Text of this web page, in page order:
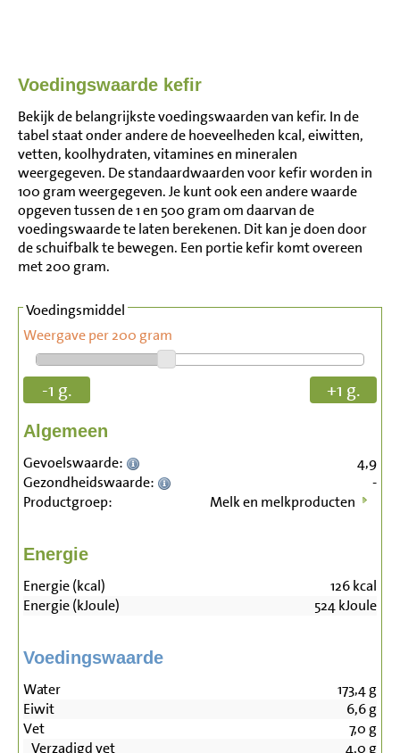
Voedingswaarde kefir
Bekijk de belangrijkste voedingswaarden van kefir. In de
tabel staat onder andere de hoeveelheden kcal, eiwitten,
vetten, koolhydraten, vitamines en mineralen
weergegeven. De standaardwaarden voor kefir worden in
100 gram weergegeven. Je kunt ook een andere waarde
opgeven tussen de 1 en 500 gram om daarvan de
voedingswaarde te laten berekenen. Dit kan je doen door
de schuifbalk te bewegen. Een portie kefir komt overeen
met 200 gram.
Voedingsmiddel
Weergave per 200 gram
-1 g. +1 g.
Algemeen
Gevoelswaarde:
4,9
Gezondheidswaarde:
-
Productgroep:
Melk en melkproducten
Energie
Energie (kcal) 126kcal
Energie (kJoule)
524kJoule
Voedingswaarde
Water 173,4g
Eiwit
6,6g
Vet
7,0 g
Verzadigd vet
4,0 g